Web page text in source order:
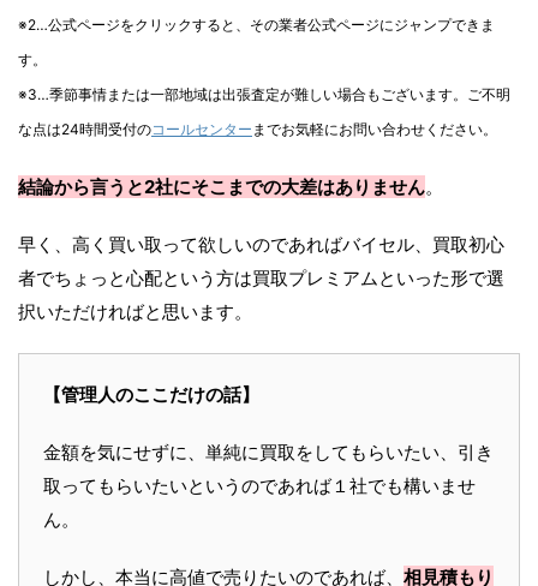
※2…公式ページをクリックすると、その業者公式ページにジャンプできま
す。
※3…季節事情または一部地域は出張査定が難しい場合もございます。ご不明
な点は24時間受付のコールセンター までお気軽にお問い合わせください。
結論から言うと2社にそこまでの大差はありません。
早く、高く買い取って欲しいのであればバイセル、買取初心
者でちょっと心配という方は買取プレミアムといった形で選
択いただければと思います。
【管理人のここだけの話】
金額を気にせずに、単純に買取をしてもらいたい、引き
取ってもらいたいというのであれば１社でも構いませ
ん。
しかし、本当に高値で売りたいのであれば、 相見積もり